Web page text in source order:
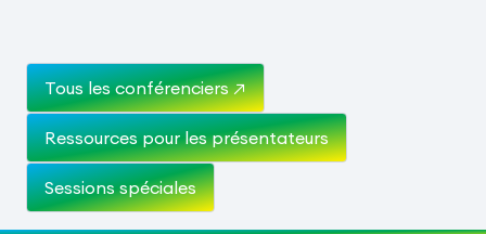
Tous les conférenciers ↗
Ressources pour les présentateurs
Sessions spéciales